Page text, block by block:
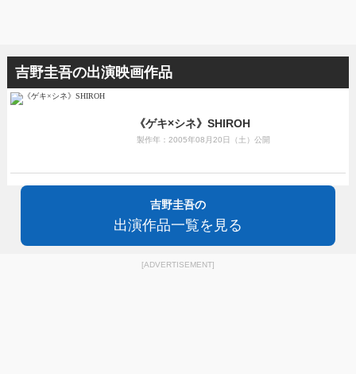
吉野圭吾の出演映画作品
《ゲキ×シネ》SHIROH
製作年：2005年08月20日（土）公開
吉野圭吾の
出演作品一覧を見る
[ADVERTISEMENT]